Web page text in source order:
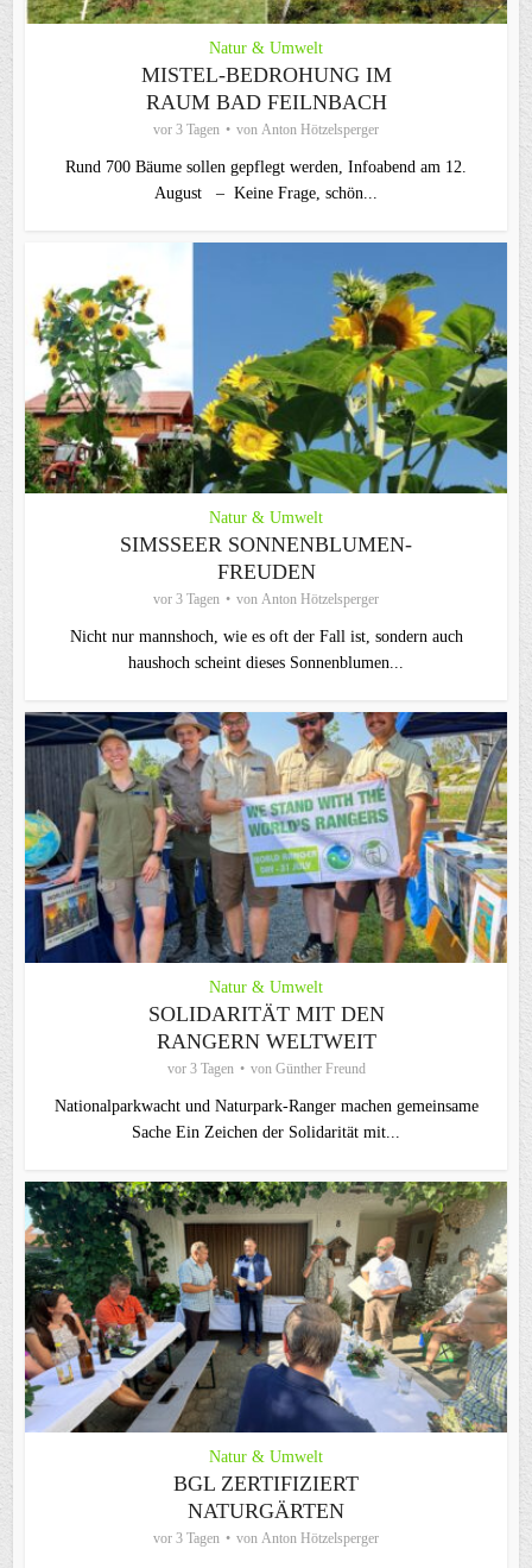
Natur & Umwelt
MISTEL-BEDROHUNG IM
RAUM BAD FEILNBACH
vor 3 Tagen von Anton Hötzelsperger
Rund 700 Bäume sollen gepflegt werden, Infoabend am 12.
August – Keine Frage, schön...
Natur & Umwelt
SIMSSEER SONNENBLUMEN-
FREUDEN
vor 3 Tagen von Anton Hötzelsperger
Nicht nur mannshoch, wie es oft der Fall ist, sondern auch
haushoch scheint dieses Sonnenblumen...
Natur & Umwelt
SOLIDARITÄT MIT DEN
RANGERN WELTWEIT
vor 3 Tagen von Günther Freund
Nationalparkwacht und Naturpark-Ranger machen gemeinsame
Sache Ein Zeichen der Solidarität mit...
Natur & Umwelt
BGL ZERTIFIZIERT
NATURGÄRTEN
vor 3 Tagen von Anton Hötzelsperger